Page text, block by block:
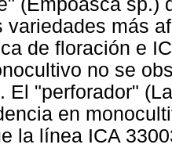
variedades más
de floración e
no se
El "perforador"
en
la línea ICA